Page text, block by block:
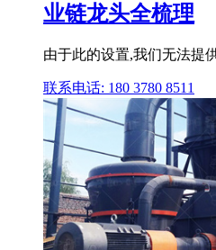
业链龙头全梳理
由于此的设置,我们无法提
联系电话: 180 3780 8511